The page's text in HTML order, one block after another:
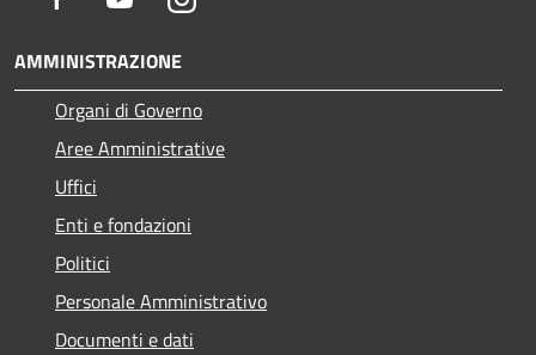
AMMINISTRAZIONE
Organi di Governo
Aree Amministrative
Uffici
Enti e fondazioni
Politici
Personale Amministrativo
Documenti e dati